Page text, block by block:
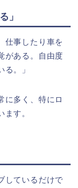
」
仕事したり車を
がある。自由度
。」
に多く、特にロ
す。
しているだけで